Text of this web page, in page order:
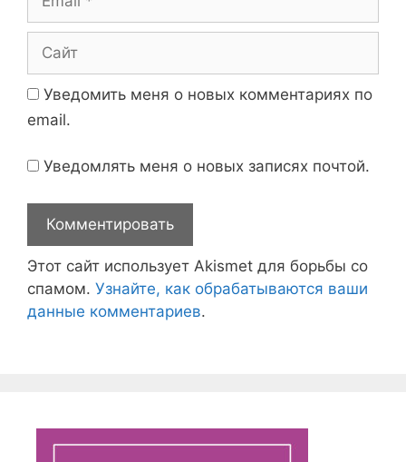
Сайт
Уведомить меня о новых комментариях по
email.
Уведомлять меня о новых записях почтой.
Этот сайт использует Akismet для борьбы со
спамом. Узнайте, как обрабатываются ваши
данные комментариев.